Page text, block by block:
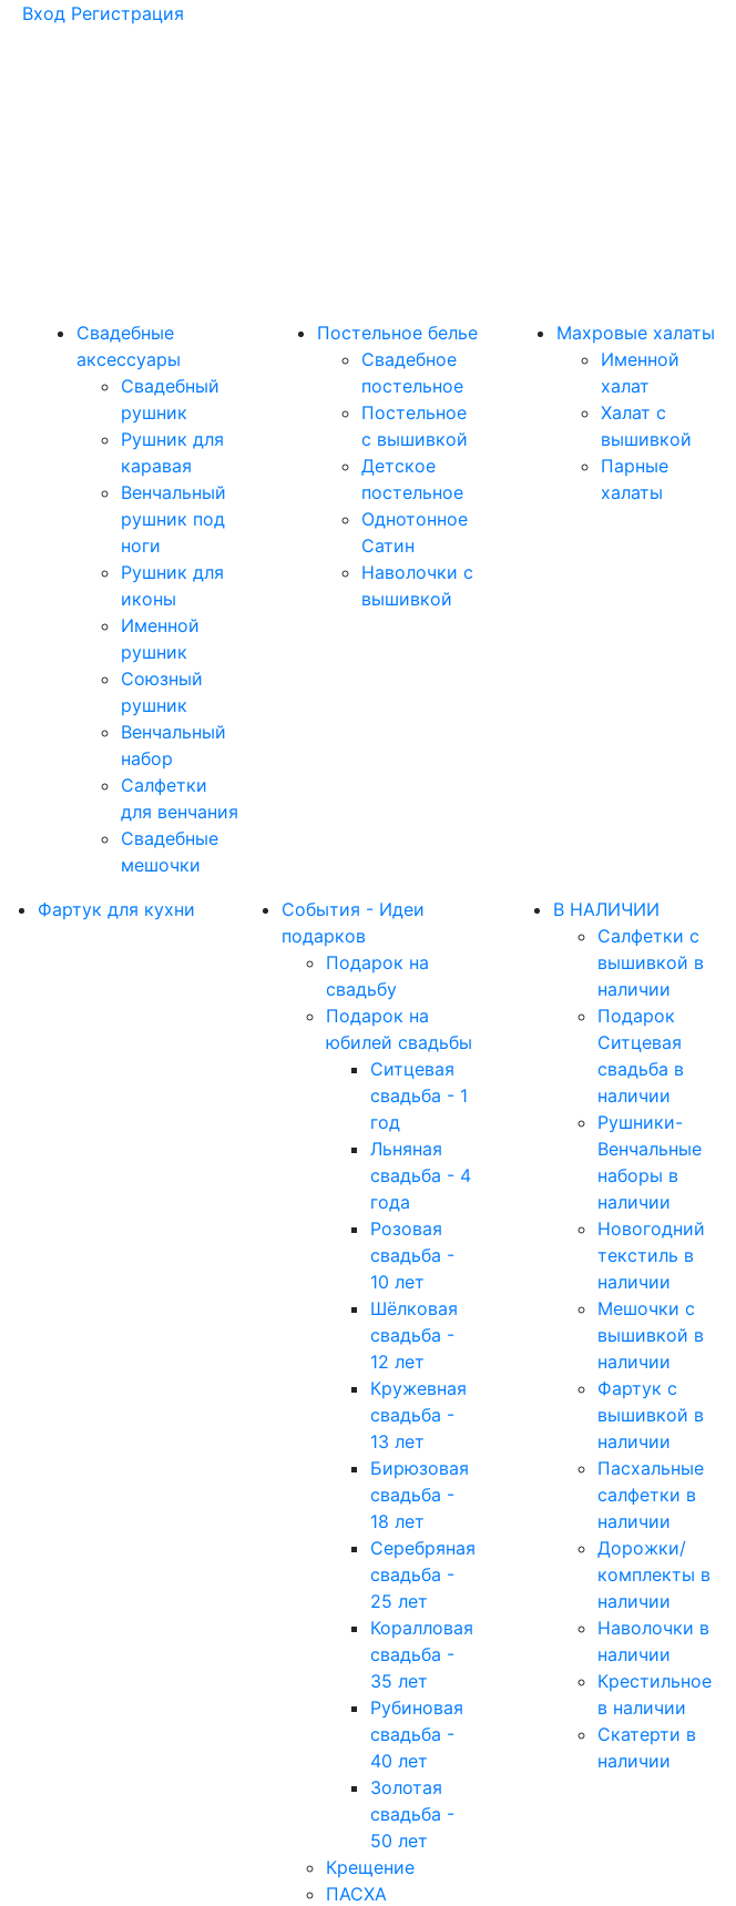
Вход Регистрация
Свадебные
аксессуары
Свадебный
рушник
Рушник для
каравая
Венчальный
рушник под
ноги
Рушник для
иконы
Именной
рушник
Союзный
рушник
Венчальный
набор
Салфетки
для венчания
Свадебные
мешочки
Постельное белье
Свадебное
постельное
Постельное
с вышивкой
Детское
постельное
Однотонное
Сатин
Наволочки с
вышивкой
Махровые халаты
Именной
халат
Халат с
вышивкой
Парные
халаты
Фартук для кухни
События - Идеи
подарков
Подарок на
свадьбу
Подарок на
юбилей свадьбы
Ситцевая
свадьба - 1
год
Льняная
свадьба - 4
года
Розовая
свадьба -
10 лет
Шёлковая
свадьба -
12 лет
Кружевная
свадьба -
13 лет
Бирюзовая
свадьба -
18 лет
Серебряная
свадьба -
25 лет
Коралловая
свадьба -
35 лет
Рубиновая
свадьба -
40 лет
Золотая
свадьба -
50 лет
Крещение
ПАСХА
В НАЛИЧИИ
Салфетки с
вышивкой в
наличии
Подарок
Ситцевая
свадьба в
наличии
Рушники-
Венчальные
наборы в
наличии
Новогодний
текстиль в
наличии
Мешочки с
вышивкой в
наличии
Фартук с
вышивкой в
наличии
Пасхальные
салфетки в
наличии
Дорожки/
комплекты в
наличии
Наволочки в
наличии
Крестильное
в наличии
Скатерти в
наличии